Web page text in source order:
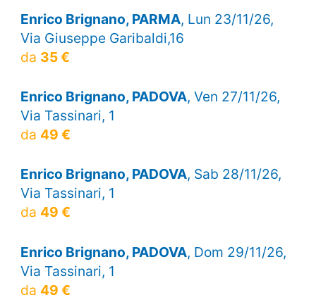
Enrico Brignano, PARMA, Lun 23/11/26,
Via Giuseppe Garibaldi,16
da 35 €
Enrico Brignano, PADOVA, Ven 27/11/26,
Via Tassinari, 1
da 49 €
Enrico Brignano, PADOVA, Sab 28/11/26,
Via Tassinari, 1
da 49 €
Enrico Brignano, PADOVA, Dom 29/11/26,
Via Tassinari, 1
da 49 €